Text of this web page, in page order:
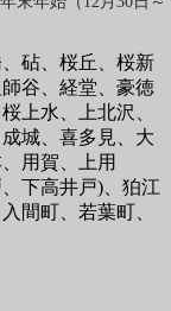
砧、桜丘、桜新
谷、経堂、豪徳
上水、上北沢、
城、喜多見、大
用賀、上用
下高井戸)、狛江
間町、若葉町、